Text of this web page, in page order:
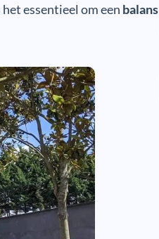
essentieel om een balans